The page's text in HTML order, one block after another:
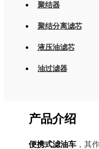
聚结器
聚结分离滤芯
液压油滤芯
油过滤器
产品介绍
便携式滤油车 ，其